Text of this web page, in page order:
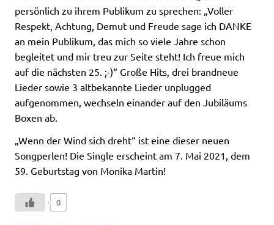
persönlich zu ihrem Publikum zu sprechen: „Voller
Respekt, Achtung, Demut und Freude sage ich DANKE
an mein Publikum, das mich so viele Jahre schon
begleitet und mir treu zur Seite steht! Ich freue mich
auf die nächsten 25. ;-)“ Große Hits, drei brandneue
Lieder sowie 3 altbekannte Lieder unplugged
aufgenommen, wechseln einander auf den Jubiläums
Boxen ab.
„Wenn der Wind sich dreht“ ist eine dieser neuen
Songperlen! Die Single erscheint am 7. Mai 2021, dem
59. Geburtstag von Monika Martin!
0